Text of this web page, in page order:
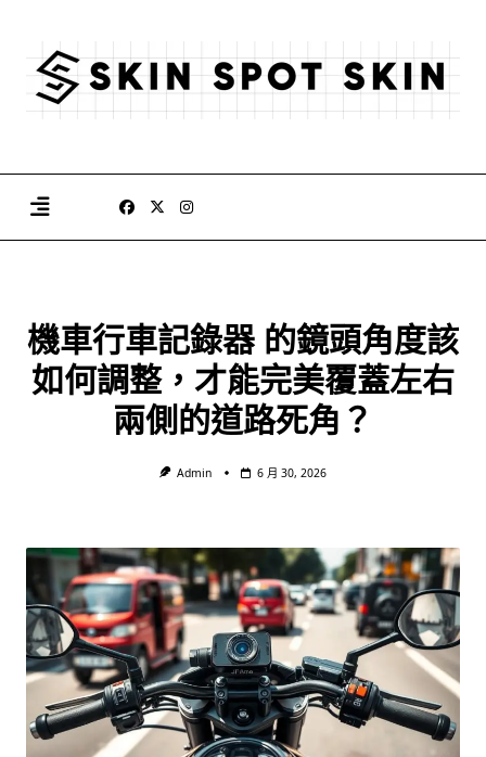
content
機車行車記錄器 的鏡頭角度該
如何調整，才能完美覆蓋左右
兩側的道路死角？
Admin 6 月 30, 2026